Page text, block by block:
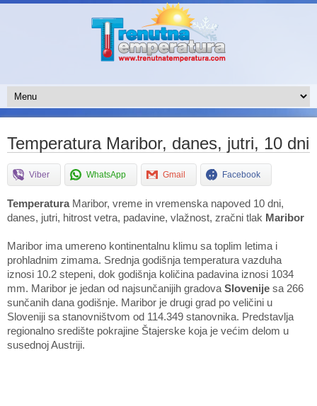
Temperatura Maribor, danes, jutri, 10 dni
Viber WhatsApp Gmail Facebook
TemperaturaMaribor, vreme in vremenska napoved 10 dni,
danes, jutri, hitrost vetra, padavine, vlažnost, zračni tlak Maribor
Maribor ima umereno kontinentalnu klimu sa toplim letima i
prohladnim zimama. Srednja godišnja temperatura vazduha
iznosi 10.2 stepeni, dok godišnja količina padavina iznosi 1034
mm. Maribor je jedan od najsunčanijih gradova Slovenije sa 266
sunčanih dana godišnje. Maribor je drugi grad po veličini u
Sloveniji sa stanovništvom od 114.349 stanovnika. Predstavlja
regionalno središte pokrajine Štajerske koja je većim delom u
susednoj Austriji.